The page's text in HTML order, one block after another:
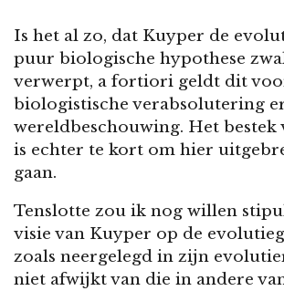
Is het al zo, dat Kuyper de
puur biologische hypothese
verwerpt, a fortiori geldt dit
biologistische verabsolutering
wereldbeschouwing. Het
is echter te kort om hier
gaan.
Tenslotte zou ik nog willen
visie van Kuyper op de
zoals neergelegd in zijn
niet afwijkt van die in andere